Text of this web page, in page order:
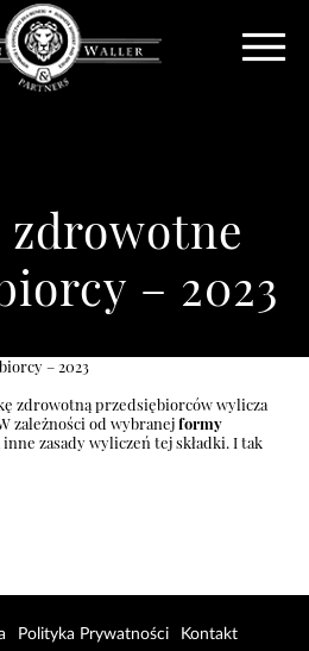
zdrowotne
– 2023
– 2023
zdrowotną przedsiębiorców wylicza
zależności od wybranejformy
inne zasady wyliczeń tej składki. I tak
Polityka Prywatności Kontakt